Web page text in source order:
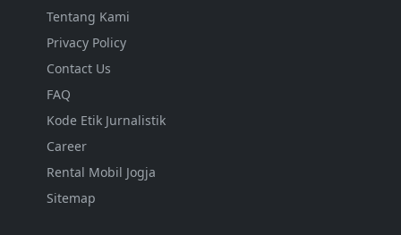
Tentang Kami
Privacy Policy
Contact Us
FAQ
Kode Etik Jurnalistik
Career
Rental Mobil Jogja
Sitemap